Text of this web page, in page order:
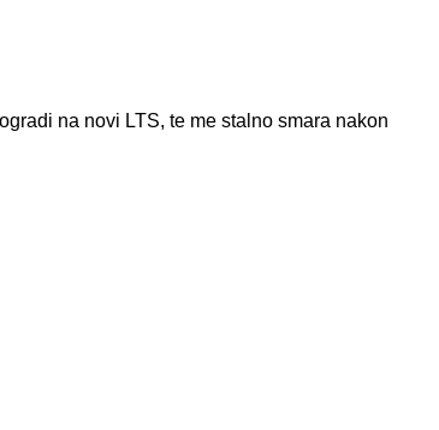
na novi LTS, te me stalno smara nakon